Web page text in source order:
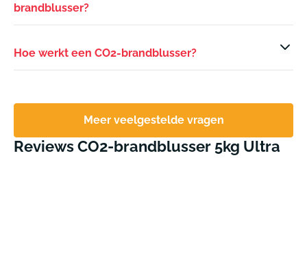
brandblusser?
Hoe werkt een CO2-brandblusser?
Meer veelgestelde vragen
Reviews CO2-brandblusser 5kg Ultra